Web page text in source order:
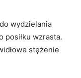
wydzielania
posiłku wzrasta.
stężenie